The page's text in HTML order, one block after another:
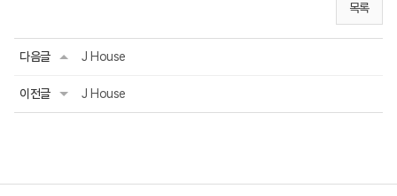
목록
다음글 J House
이전글 J House